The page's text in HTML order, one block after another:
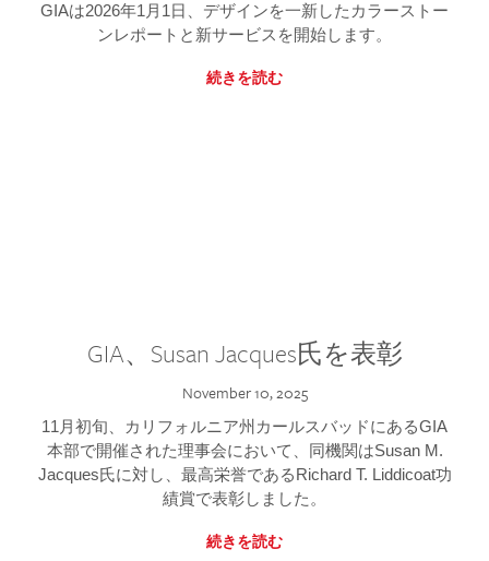
GIAは2026年1月1日、デザインを一新したカラーストー
ンレポートと新サービスを開始します。
続きを読む
GIA、Susan Jacques氏を表彰
November 10, 2025
11月初旬、カリフォルニア州カールスバッドにあるGIA
本部で開催された理事会において、同機関はSusan M.
Jacques氏に対し、最高栄誉であるRichard T. Liddicoat功
績賞で表彰しました。
続きを読む